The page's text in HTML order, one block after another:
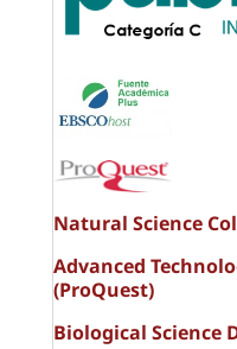
Natural Science
Advanced
(ProQuest)
Biological Science